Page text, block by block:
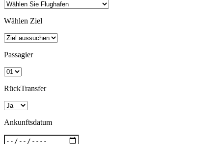
Wählen Ziel
Passagier
RückTransfer
Ankunftsdatum